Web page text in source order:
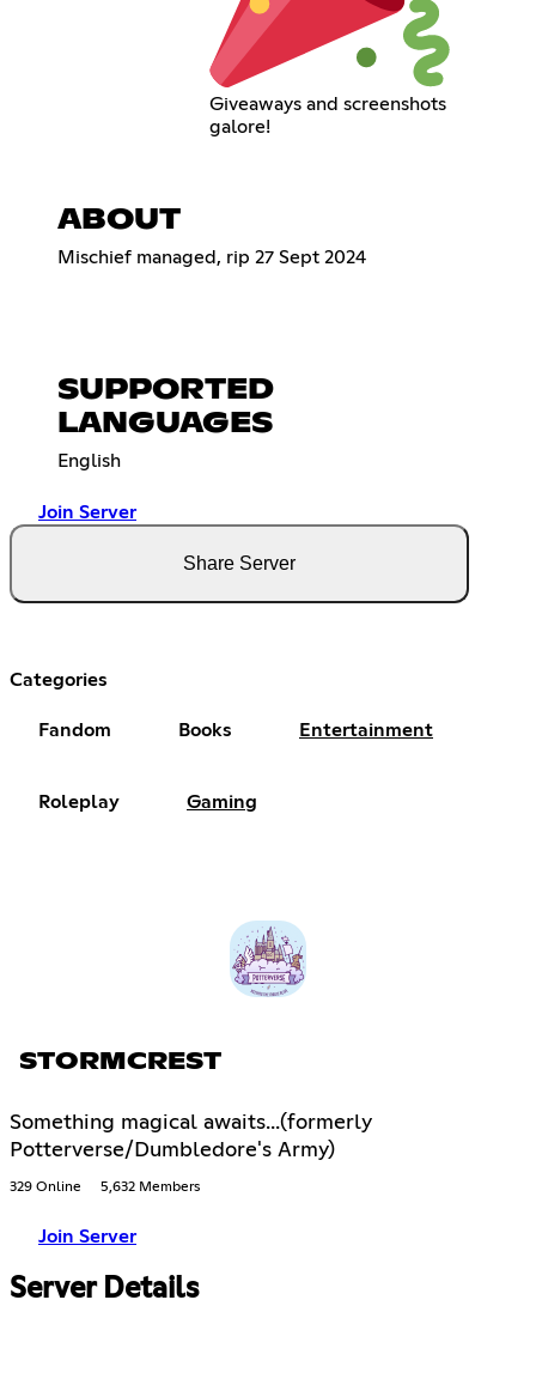
Giveaways and screenshots
galore!
ABOUT
Mischief managed, rip 27 Sept 2024 ‏‏‎ ‎‏‏‎ ‎‏‏‎ ‎‏‏‎ ‎‏‏‎ ‎‏‏‎ ‎‏‏‎ ‎‏‏‎ ‎‏‏‎ ‎‏‏‎ ‎‏‏‎ ‎‏‏‎ ‎‏‏‎ ‎‏‏‎ ‎‏‏‎ ‎‏‏‎ ‎‏‏‎ ‎‏‏‎ ‎‏‏‎ ‎‏‏‎ ‎‏‏‎ ‎‏‏‎ ‎‏‏‎
SUPPORTED
LANGUAGES
English
Join Server
Share Server
Categories
Fandom Books Entertainment
Roleplay Gaming
STORMCREST
Something magical awaits...(formerly
Potterverse/Dumbledore's Army)
329 Online 5,632 Members
Join Server
Server Details